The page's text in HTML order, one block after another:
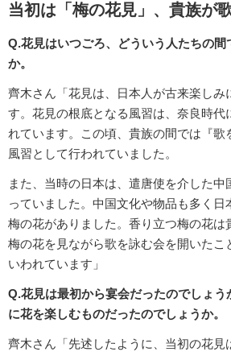
当初は「梅の花見」、貴族が
Q.花見はいつごろ、どういう人たちの間
か。
齊木さん「花見は、日本人が古来楽しみ
す。花見の根底となる風習は、奈良時代
れています。この頃、貴族の間では『歌
風習として行われていました。
また、当時の日本は、遣唐使を介した
っていました。中国文化や物品も多く日
梅の花がありました。香り立つ梅の花は
梅の花を見ながら歌を詠む会を開いたこ
いわれています」
Q.花見は最初から宴会だったのでしょ
に花を楽しむものだったのでしょうか。
齊木さん「先述したように、当初の花見